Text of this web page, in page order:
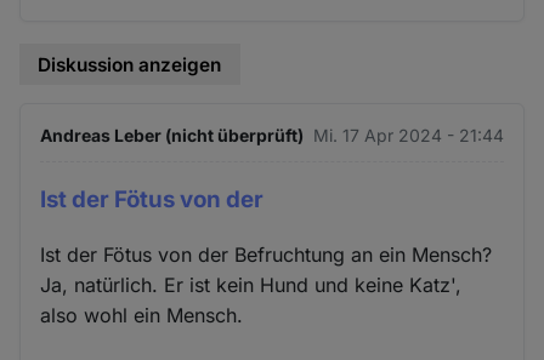
Diskussion anzeigen
Andreas Leber (nicht überprüft) Mi. 17 Apr 2024 - 21:44
Ist der Fötus von der
Ist der Fötus von der Befruchtung an ein Mensch?
Ja, natürlich. Er ist kein Hund und keine Katz',
also wohl ein Mensch.